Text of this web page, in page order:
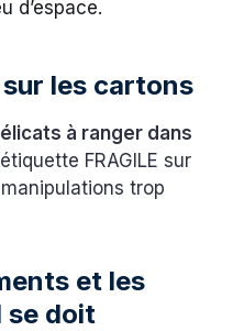
d’espace.
les cartons
à ranger dans
FRAGILE sur
trop
et les
se doit